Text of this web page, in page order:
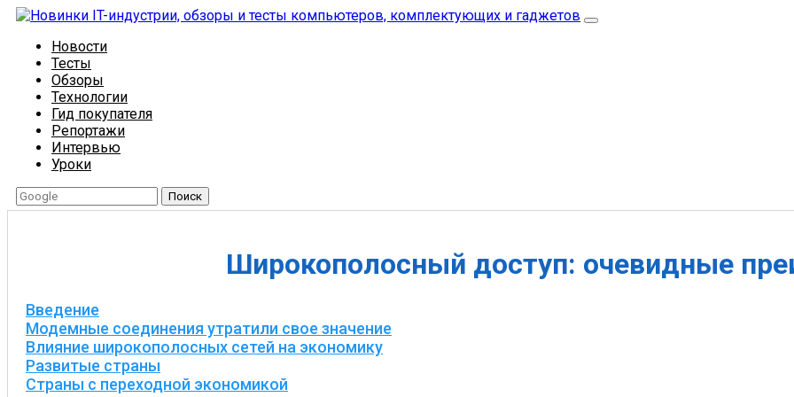
Новости
Тесты
Обзоры
Технологии
Гид покупателя
Репортажи
Интервью
Уроки
Поиск
Широкополосный доступ: очевидные
Введение
Модемные соединения утратили свое значение
Влияние широкополосных сетей на экономику
Развитые страны
Страны с переходной экономикой